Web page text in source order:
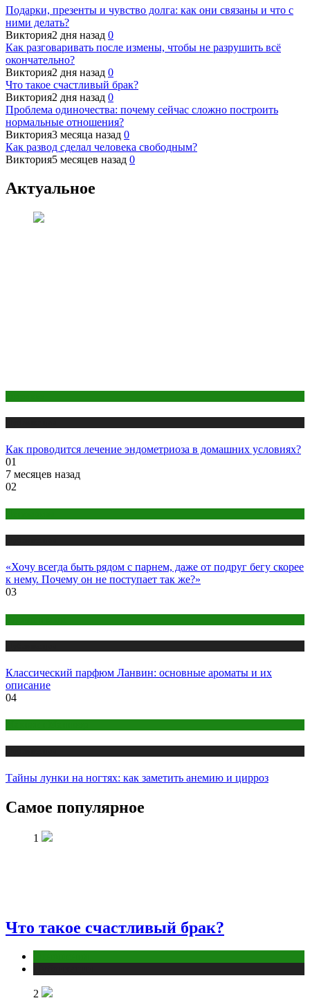
Подарки, презенты и чувство долга: как они связаны и что с
ними делать?
Виктория2 дня назад 0
Как разговаривать после измены, чтобы не разрушить всё
окончательно?
Виктория2 дня назад 0
Что такое счастливый брак?
Виктория2 дня назад 0
Проблема одиночества: почему сейчас сложно построить
нормальные отношения?
Виктория3 месяца назад 0
Как развод сделал человека свободным?
Виктория5 месяцев назад 0
Актуальное
Как проводится лечение эндометриоза в домашних условиях?
01
7 месяцев назад
02
«Хочу всегда быть рядом с парнем, даже от подруг бегу скорее
к нему. Почему он не поступает так же?»
03
Классический парфюм Ланвин: основные ароматы и их
описание
04
Тайны лунки на ногтях: как заметить анемию и цирроз
Самое популярное
1
Что такое счастливый брак?
2